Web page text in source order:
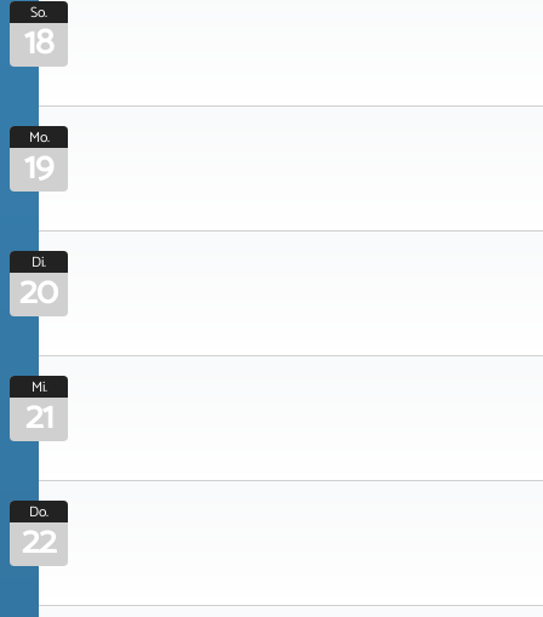
So.
18
Mo.
19
Di.
20
Mi.
21
Do.
22